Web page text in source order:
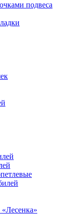
подвеса